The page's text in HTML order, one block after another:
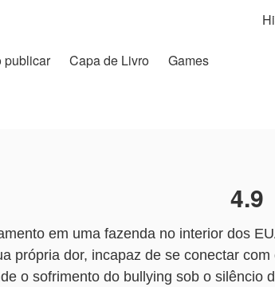
publicar Capa de Livro Games
4.9
em uma fazenda no interior dos
própria dor, incapaz de se conectar
o sofrimento do bullying sob o silêncio